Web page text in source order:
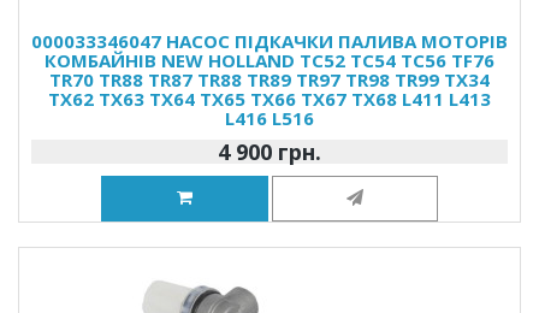
000033346047 НАСОС ПІДКАЧКИ ПАЛИВА МОТОРІВ
КОМБАЙНІВ NEW HOLLAND TC52 TC54 TC56 TF76
TR70 TR88 TR87 TR88 TR89 TR97 TR98 TR99 TX34
TX62 TX63 TX64 TX65 TX66 TX67 TX68 L411 L413
L416 L516
4 900 грн.